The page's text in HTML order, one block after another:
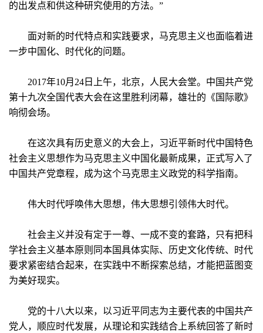
的出发点和供这种研究使用的方法。”
面对新的时代特点和实践要求，马克思主义也面临着进
一步中国化、时代化的问题。
2017年10月24日上午，北京，人民大会堂。中国共产党
第十九次全国代表大会在这里胜利闭幕，雄壮的《国际歌》
响彻会场。
在这次具有历史意义的大会上，习近平新时代中国特色
社会主义思想作为马克思主义中国化最新成果，正式写入了
中国共产党章程，成为这个马克思主义政党的科学指南。
伟大时代呼唤伟大思想，伟大思想引领伟大时代。
社会主义并没有定于一尊、一成不变的套路，只有把科
学社会主义基本原则同本国具体实际、历史文化传统、时代
要求紧密结合起来，在实践中不断探索总结，才能把蓝图变
为美好现实。
党的十八大以来，以习近平同志为主要代表的中国共产
党人，顺应时代发展，从理论和实践结合上系统回答了新时